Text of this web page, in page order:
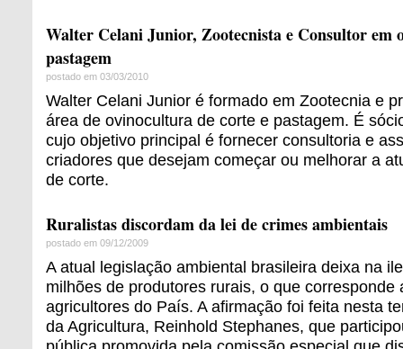
Walter Celani Junior, Zootecnista e Consultor em
pastagem
postado em 03/03/2010
Walter Celani Junior é formado em Zootecnia e
área de ovinocultura de corte e pastagem. É
cujo objetivo principal é fornecer consultoria e
criadores que desejam começar ou melhorar a
de corte.
Ruralistas discordam da lei de crimes ambientais
postado em 09/12/2009
A atual legislação ambiental brasileira deixa na
milhões de produtores rurais, o que corresponde
agricultores do País. A afirmação foi feita nesta
da Agricultura, Reinhold Stephanes, que